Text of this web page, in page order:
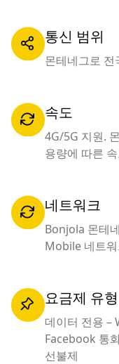
통신 범위
몬테네그로 전
속도
4G/5G 지원.
용량에 따른
네트워크
Bonjola 몬테
Mobile 네트
요금제 유형
데이터 전용
Facebook 통
선불제